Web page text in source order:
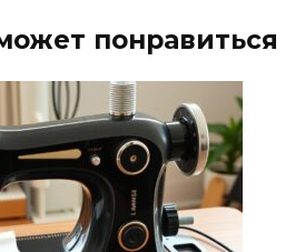
понравиться